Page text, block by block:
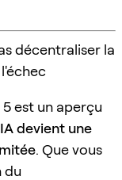
décentraliser la
est un aperçu
devient une
. Que vous
du